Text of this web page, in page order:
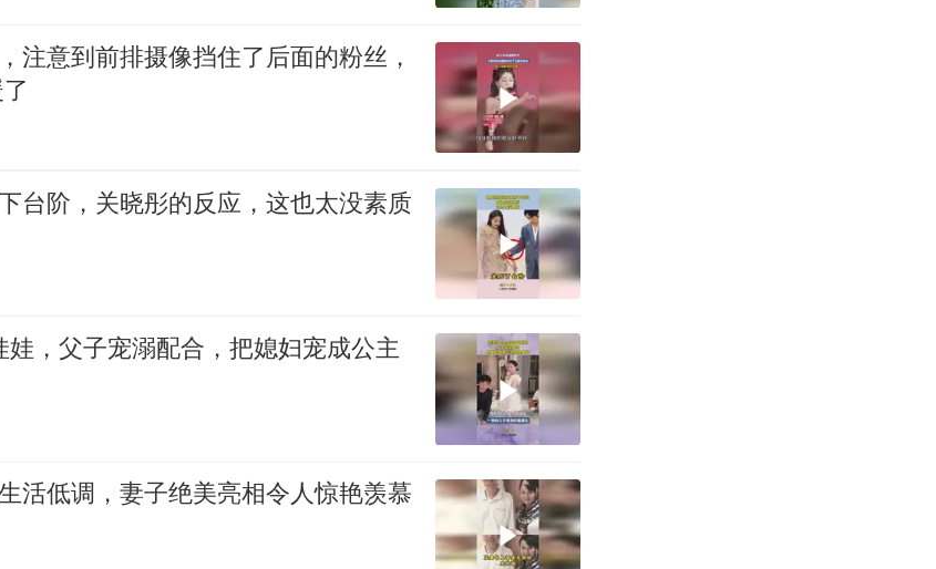
注意到前排摄像挡住了后面的粉丝，
台阶，关晓彤的反应，这也太没素质
，父子宠溺配合，把媳妇宠成公主
活低调，妻子绝美亮相令人惊艳羡慕